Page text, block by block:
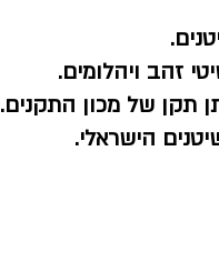
זהב ויהלומים.
תקן של מכון התקנים.
הישראלי.